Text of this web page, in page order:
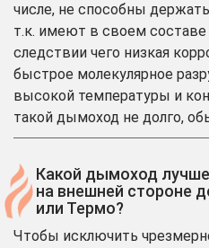
числе, не способны
т.к. имеют в своем
следствии чего низкая
быстрое молекулярное
высокой температуры и
такой дымоход не долго,
Какой дымоход
на внешней стороне
или Термо?
Чтобы исключить